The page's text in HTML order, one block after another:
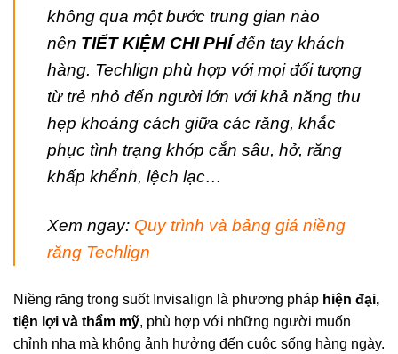
không qua một bước trung gian nào
nên TIẾT KIỆM CHI PHÍđến tay khách
hàng. Techlign phù hợp với mọi đối tượng
từ trẻ nhỏ đến người lớn với khả năng thu
hẹp khoảng cách giữa các răng, khắc
phục tình trạng khớp cắn sâu, hở, răng
khấp khểnh, lệch lạc…
Xem ngay: Quy trình và bảng giá niềng
răng Techlign
Niềng răng trong suốt Invisalign là phương pháp hiện đại,
tiện lợi và thẩm mỹ, phù hợp với những người muốn
chỉnh nha mà không ảnh hưởng đến cuộc sống hàng ngày.